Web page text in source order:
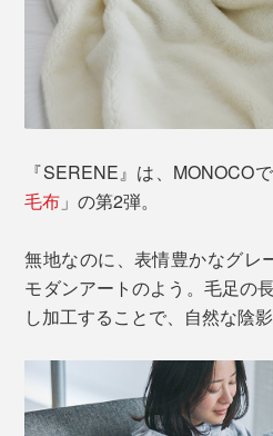
『SERENE』は、MONOCO
毛布 」の第2弾。
無地なのに、表情豊かなグレ
モダンアートのよう。毛足の
し加工することで、自然な陰